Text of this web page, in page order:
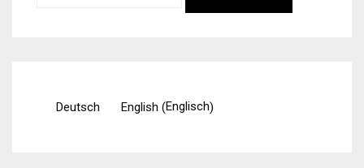
Deutsch English (Englisch)